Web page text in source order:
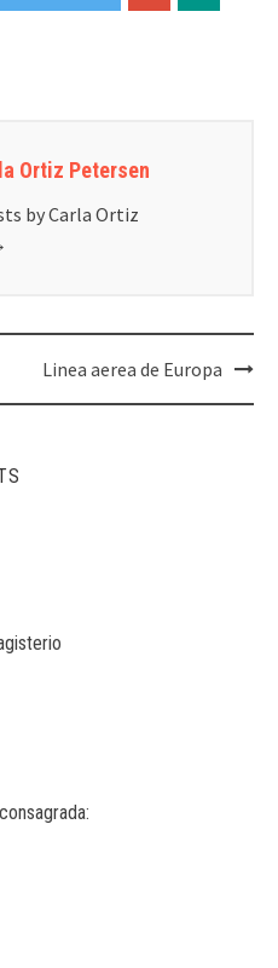
Ortiz Petersen
by Carla Ortiz
Linea aerea de Europa